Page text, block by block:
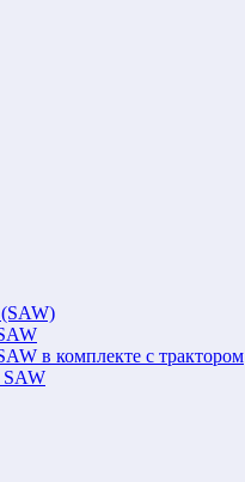
в комплекте с трактором
SAW